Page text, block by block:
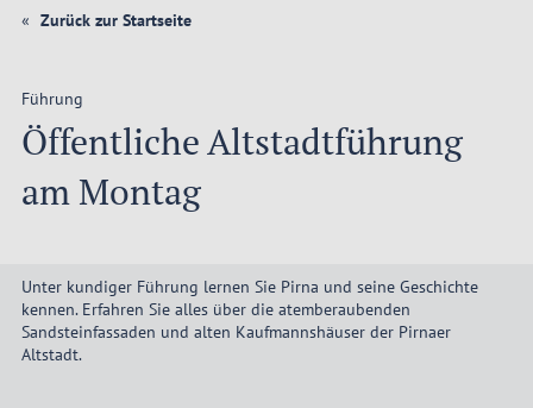
Zurück zur Startseite
Führung
Öffentliche Altstadtführung
am Montag
Unter kundiger Führung lernen Sie Pirna und seine Geschichte
kennen. Erfahren Sie alles über die atemberaubenden
Sandsteinfassaden und alten Kaufmannshäuser der Pirnaer
Altstadt.